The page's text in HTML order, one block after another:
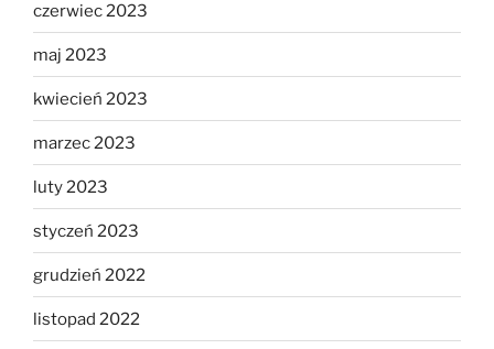
czerwiec 2023
maj 2023
kwiecień 2023
marzec 2023
luty 2023
styczeń 2023
grudzień 2022
listopad 2022